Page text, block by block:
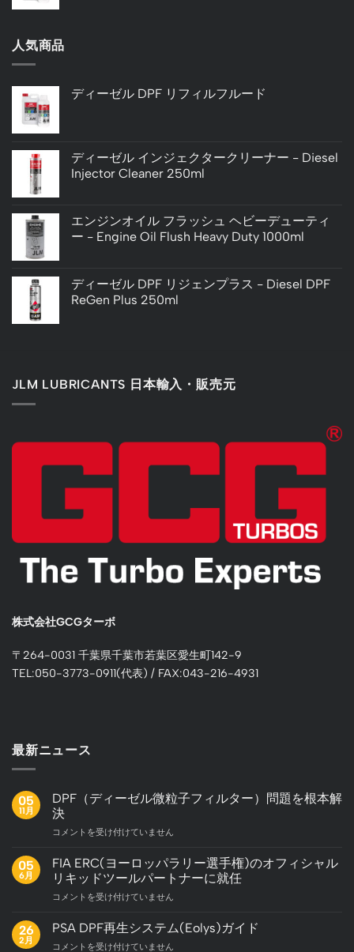
人気商品
ディーゼル DPF リフィルフルード
ディーゼル インジェクタークリーナー - Diesel
Injector Cleaner 250ml
エンジンオイル フラッシュ ヘビーデューティ
ー - Engine Oil Flush Heavy Duty 1000ml
ディーゼル DPF リジェンプラス - Diesel DPF
ReGen Plus 250ml
JLM LUBRICANTS 日本輸入・販売元
株式会社GCGターボ
〒264-0031 千葉県千葉市若葉区愛生町142-9
TEL:050-3773-0911(代表) / FAX:043-216-4931
最新ニュース
05
11月
DPF（ディーゼル微粒子フィルター）問題を根本解
決
DPF（デ
ー
ゼ
ル
微
子
コメントを受け付けていません
05
6月
FIA ERC(ヨーロッパラリー選手権)のオフィシャル
リキッドツールパートナーに就任
FIA
ー
コメントを受け付けていません
26
2月
PSA DPF再生システム(Eolys)ガイド
PSA
コメントを受け付けていません